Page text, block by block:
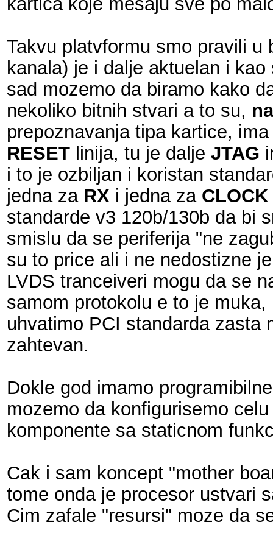
Takvu platvformu smo pravili
kanala) je i dalje aktuelan i
sad mozemo da biramo kako
nekoliko bitnih stvari a to su,
prepoznavanja tipa kartice,
RESET linija, tu je dalje JTAG
i to je ozbiljan i koristan
jedna za RX i jedna za CLOCK
standarde v3 120b/130b da bi
smislu da se periferija "ne
su to price ali i ne nedostizne
LVDS tranceiveri mogu da se
samom protokolu e to je
uhvatimo PCI standarda zasta
zahtevan.
Dokle god imamo
mozemo da konfigurisemo
komponente sa staticnom
Cak i sam koncept "mother
tome onda je procesor ustvari
Cim zafale "resursi" moze da